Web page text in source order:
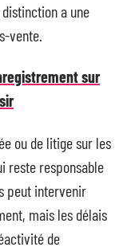
a une
vente.
sur
ou de litige sur les
reste responsable
peut intervenir
mais les délais
de